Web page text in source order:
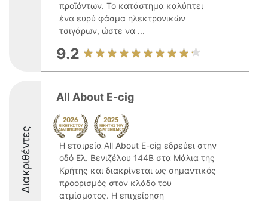
προϊόντων. Το κατάστημα καλύπτει
ένα ευρύ φάσμα ηλεκτρονικών
τσιγάρων, ώστε να ...
9.2
Διακριθέντες
All About E-cig
Η εταιρεία All About E-cig εδρεύει στην
οδό Ελ. Βενιζέλου 144Β στα Μάλια της
Κρήτης και διακρίνεται ως σημαντικός
προορισμός στον κλάδο του
ατμίσματος. Η επιχείρηση